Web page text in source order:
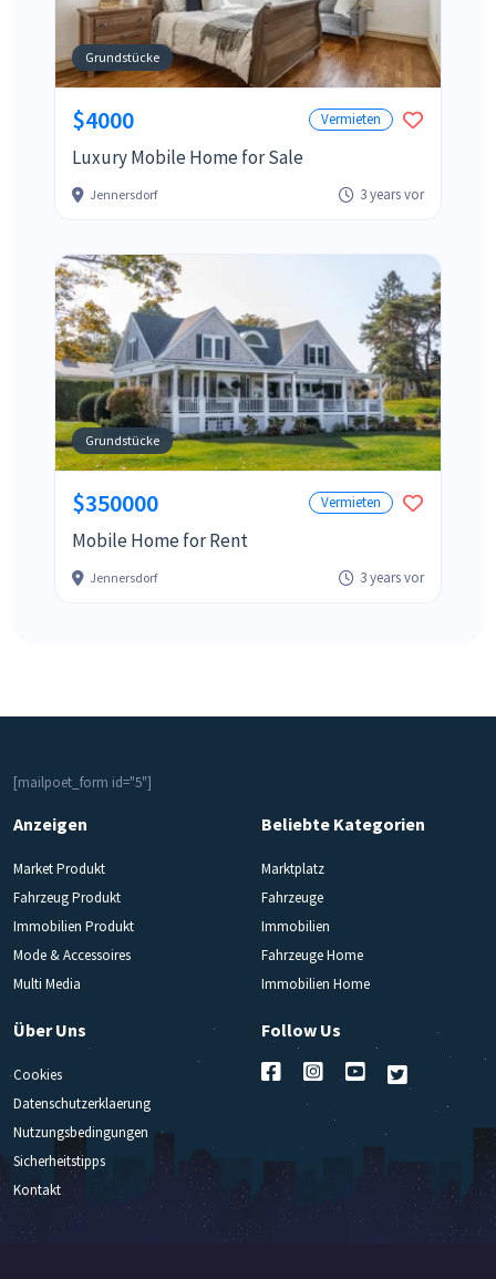
Grundstücke
$4000 Vermieten
Luxury Mobile Home for Sale
Jennersdorf 3 years vor
Grundstücke
$350000 Vermieten
Mobile Home for Rent
Jennersdorf 3 years vor
[mailpoet_form id="5"]
Anzeigen
Market Produkt
Fahrzeug Produkt
Immobilien Produkt
Mode & Accessoires
Multi Media
Beliebte Kategorien
Marktplatz
Fahrzeuge
Immobilien
Fahrzeuge Home
Immobilien Home
Über Uns
Cookies
Datenschutzerklaerung
Nutzungsbedingungen
Sicherheitstipps
Kontakt
Follow Us